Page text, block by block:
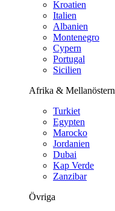
Kroatien
Italien
Albanien
Montenegro
Cypern
Portugal
Sicilien
Afrika & Mellanöstern
Turkiet
Egypten
Marocko
Jordanien
Dubai
Kap Verde
Zanzibar
Övriga